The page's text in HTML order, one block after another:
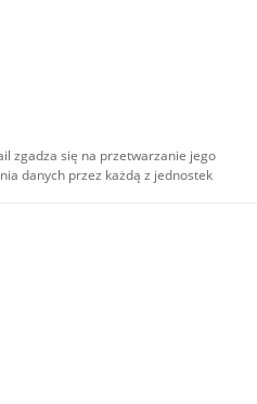
zgadza się na przetwarzanie jego
danych przez każdą z jednostek